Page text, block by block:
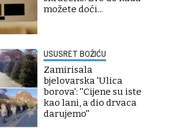
možete doći...
USUSRET BOŽIĆU
Zamirisala
bjelovarska 'Ulica
borova': ''Cijene su iste
kao lani, a dio drvaca
darujemo''